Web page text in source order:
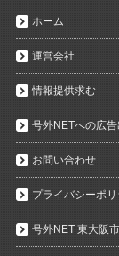
ホーム
運営会社
情報提供求む
号外NETへの広
お問い合わせ
プライバシーポリ
号外NET 東大阪